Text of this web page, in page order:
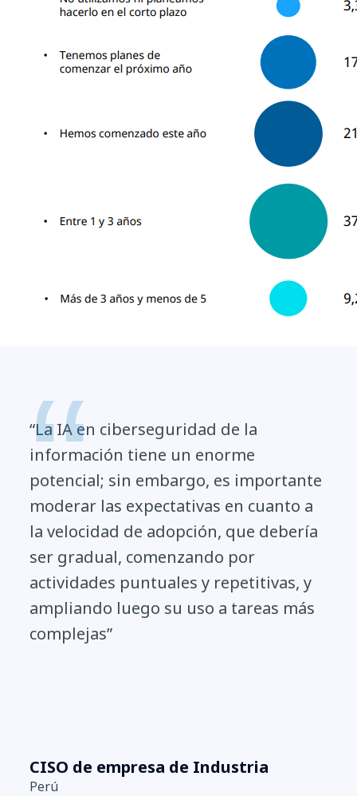
“La IA en ciberseguridad de la
información tiene un enorme
potencial; sin embargo, es importante
moderar las expectativas en cuanto a
la velocidad de adopción, que debería
ser gradual, comenzando por
actividades puntuales y repetitivas, y
ampliando luego su uso a tareas más
complejas”
CISO de empresa de Industria
Perú